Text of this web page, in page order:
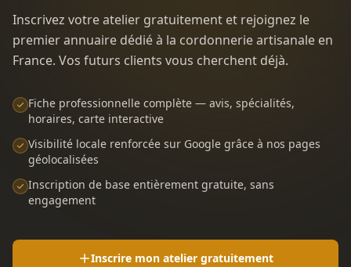
Inscrivez votre atelier gratuitement et rejoignez le
premier annuaire dédié à la cordonnerie artisanale en
France. Vos futurs clients vous cherchent déjà.
Fiche professionnelle complète — avis, spécialités,
horaires, carte interactive
Visibilité locale renforcée sur Google grâce à nos pages
géolocalisées
Inscription de base entièrement gratuite, sans
engagement
Inscrire mon atelier gratuitement